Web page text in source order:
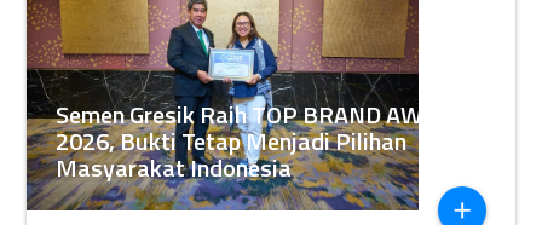
Semen Gresik Raih TOP BRAND AWARDS
2026, Bukti Tetap Menjadi Pilihan
Masyarakat Indonesia
add